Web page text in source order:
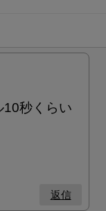
10秒くらい
返信